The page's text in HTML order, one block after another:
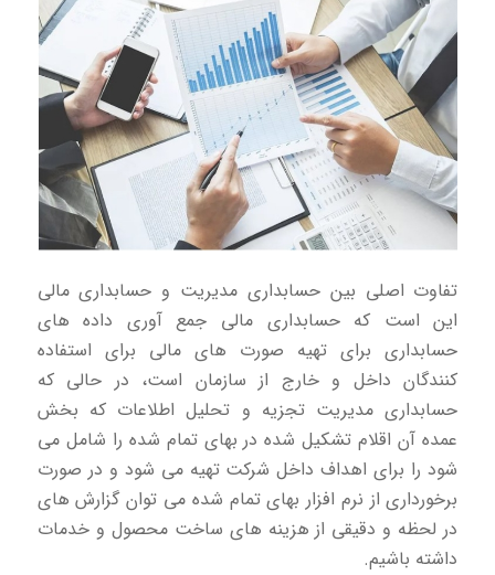
تفاوت اصلی بین حسابداری مدیریت و حسابداری مالی
این است که حسابداری مالی جمع آوری داده های
حسابداری برای تهیه صورت های مالی برای استفاده
کنندگان داخل و خارج از سازمان است، در حالی که
حسابداری مدیریت تجزیه و تحلیل اطلاعات که بخش
عمده آن اقلام تشکیل شده در بهای تمام شده را شامل می
شود را برای اهداف داخل شرکت تهیه می شود و در صورت
برخورداری از نرم افزار بهای تمام شده می توان گزارش های
در لحظه و دقیقی از هزینه های ساخت محصول و خدمات
داشته باشیم.